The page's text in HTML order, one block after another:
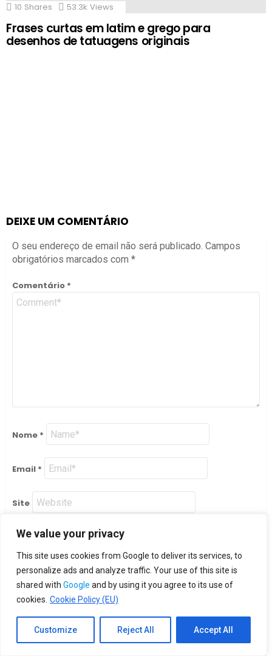
We value your privacy
This site uses cookies from Google to deliver its services, to
personalize ads and analyze traffic. Your use of this site is
shared with Google and by using it you agree to its use of
cookies. Cookie Policy (EU)
Customize Reject All Accept All
10 Shares 53.3k Views
Frases curtas em latim e grego para
desenhos de tatuagens originais
DEIXE UM COMENTÁRIO
O seu endereço de email não será publicado. Campos
obrigatórios marcados com *
Comentário *
Nome *
Email *
Site